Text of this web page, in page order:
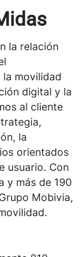
la relación
movilidad
digital y la
al cliente
la
orientados
usuario. Con
y más de 190
Mobivia,